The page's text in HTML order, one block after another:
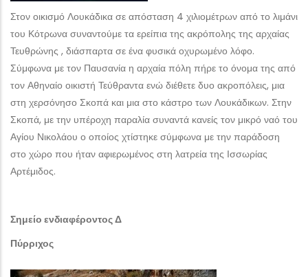
Στον οικισμό Λουκάδικα σε απόσταση 4 χιλιομέτρων από το λιμάνι
του Κότρωνα συναντούμε τα ερείπια της ακρόπολης της αρχαίας
Τευθρώνης , διάσπαρτα σε ένα φυσικά οχυρωμένο λόφο.
Σύμφωνα με τον Παυσανία η αρχαία πόλη πήρε το όνομα της από
τον Αθηναίο οικιστή Τεύθραντα ενώ διέθετε δυο ακροπόλεις, μια
στη χερσόνησο Σκοπά και μια στο κάστρο των Λουκάδικων. Στην
Σκοπά, με την υπέροχη παραλία συναντά κανείς τον μικρό ναό του
Αγίου Νικολάου ο οποίος χτίστηκε σύμφωνα με την παράδοση
στο χώρο που ήταν αφιερωμένος στη λατρεία της Ισσωρίας
Αρτέμιδος.
Σημείο ενδιαφέροντος Δ
Πύρριχος